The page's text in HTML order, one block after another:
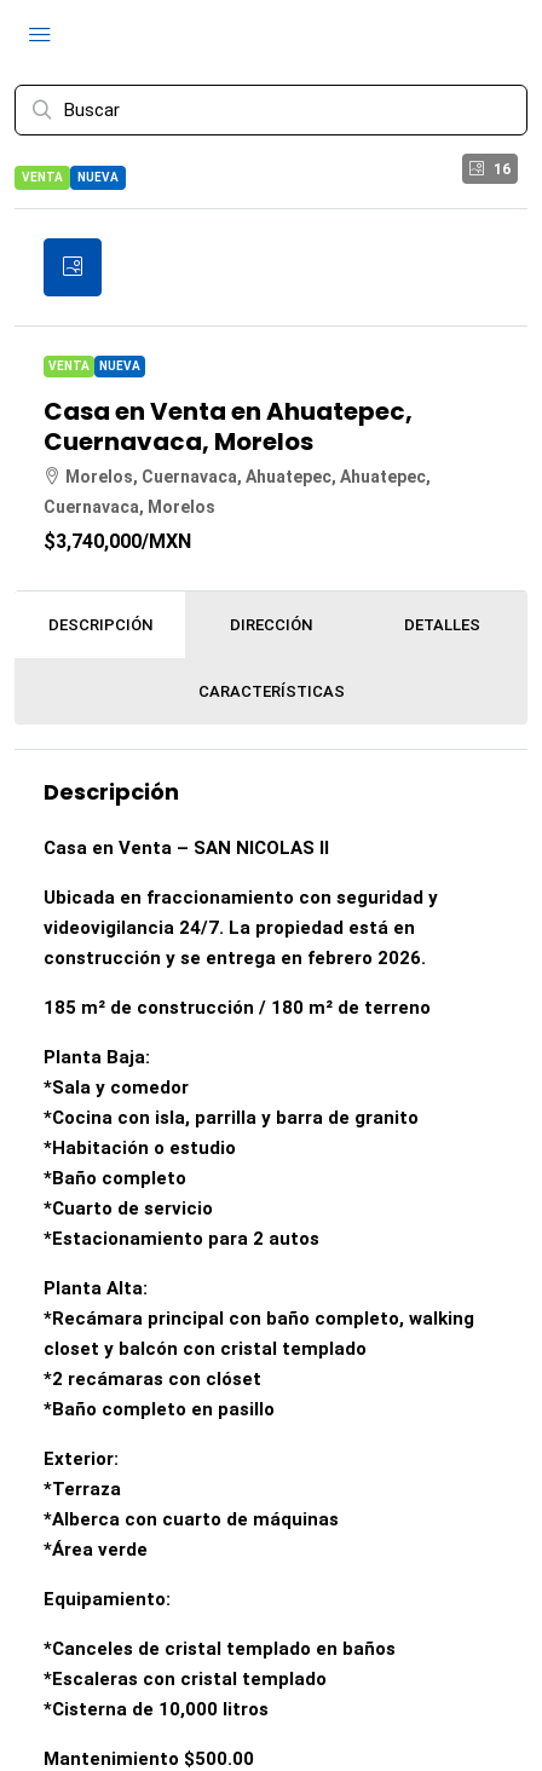
16
VENTA NUEVA
VENTA NUEVA
Casa en Venta en Ahuatepec,
Cuernavaca, Morelos
Morelos, Cuernavaca, Ahuatepec, Ahuatepec,
Cuernavaca, Morelos
$3,740,000/MXN
DESCRIPCIÓN DIRECCIÓN DETALLES
CARACTERÍSTICAS
Descripción
Casa en Venta – SAN NICOLAS II
Ubicada en fraccionamiento con seguridad y
videovigilancia 24/7. La propiedad está en
construcción y se entrega en febrero 2026.
185 m² de construcción / 180 m² de terreno
Planta Baja:
*Sala y comedor
*Cocina con isla, parrilla y barra de granito
*Habitación o estudio
*Baño completo
*Cuarto de servicio
*Estacionamiento para 2 autos
Planta Alta:
*Recámara principal con baño completo, walking
closet y balcón con cristal templado
*2 recámaras con clóset
*Baño completo en pasillo
Exterior:
*Terraza
*Alberca con cuarto de máquinas
*Área verde
Equipamiento:
*Canceles de cristal templado en baños
*Escaleras con cristal templado
*Cisterna de 10,000 litros
Mantenimiento $500.00